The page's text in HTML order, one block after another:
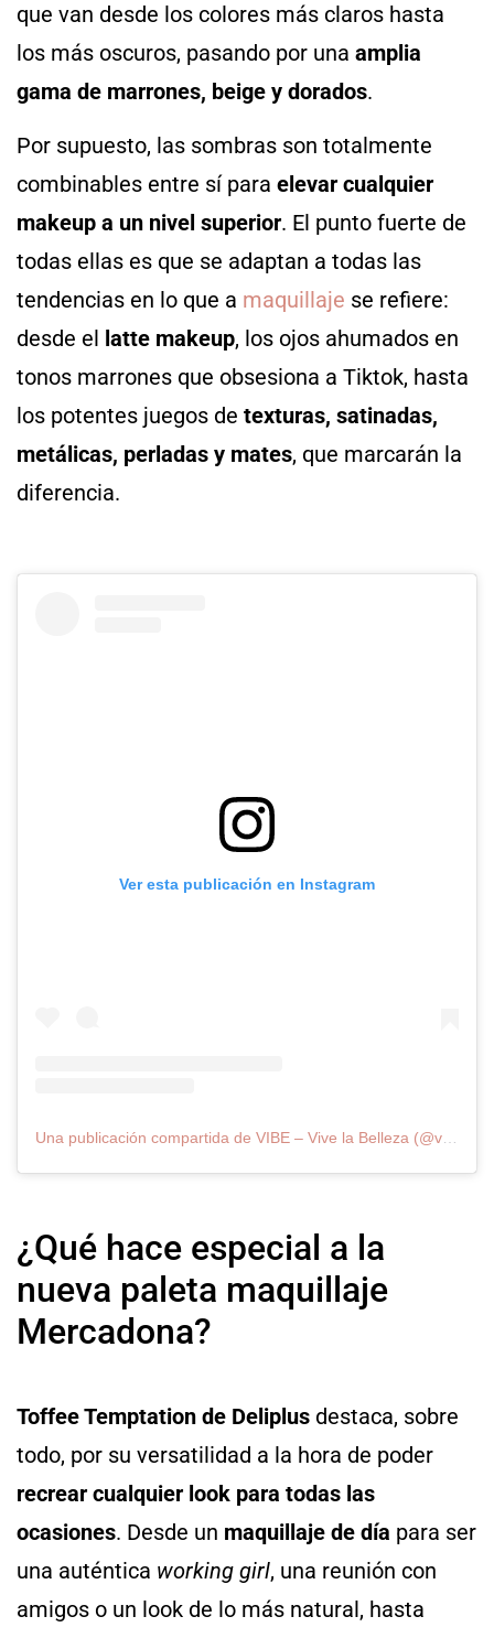
que van desde los colores más claros hasta
los más oscuros, pasando por una amplia
gama de marrones, beige y dorados.
Por supuesto, las sombras son totalmente
combinables entre sí para elevar cualquier
makeup a un nivel superior. El punto fuerte de
todas ellas es que se adaptan a todas las
tendencias en lo que a maquillaje se refiere:
desde el
latte makeup, los ojos ahumados en
tonos marrones que obsesiona a Tiktok, hasta
los potentes juegos de texturas, satinadas,
metálicas, perladas y mates, que marcarán la
diferencia.
Ver esta publicación en Instagram
Una publicación compartida de VIBE – Vive la Belleza (@vibeofbeauty_)
¿Qué hace especial a la
nueva paleta maquillaje
Mercadona?
Toffee Temptation de Deliplus destaca, sobre
todo, por su versatilidad a la hora de poder
recrear cualquier look para todas las
ocasiones. Desde un maquillaje de día para ser
una auténtica working girl, una reunión con
amigos o un look de lo más natural, hasta